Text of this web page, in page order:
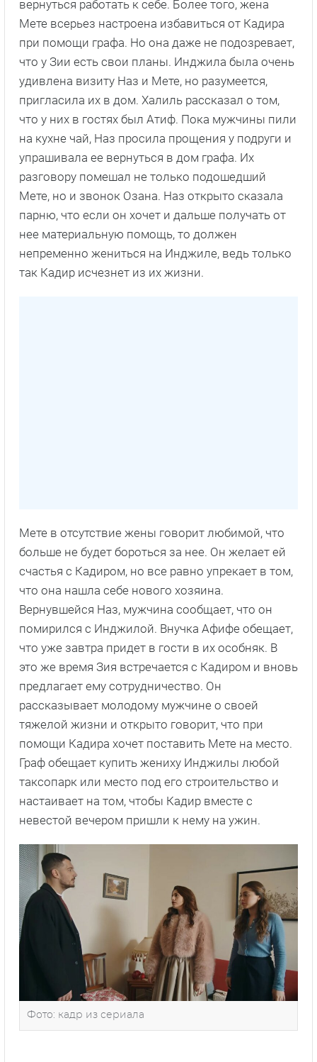
вернуться работать к себе. Более того, жена
Мете всерьез настроена избавиться от Кадира
при помощи графа. Но она даже не подозревает,
что у Зии есть свои планы. Инджила была очень
удивлена визиту Наз и Мете, но разумеется,
пригласила их в дом. Халиль рассказал о том,
что у них в гостях был Атиф. Пока мужчины пили
на кухне чай, Наз просила прощения у подруги и
упрашивала ее вернуться в дом графа. Их
разговору помешал не только подошедший
Мете, но и звонок Озана. Наз открыто сказала
парню, что если он хочет и дальше получать от
нее материальную помощь, то должен
непременно жениться на Инджиле, ведь только
так Кадир исчезнет из их жизни.
Мете в отсутствие жены говорит любимой, что
больше не будет бороться за нее. Он желает ей
счастья с Кадиром, но все равно упрекает в том,
что она нашла себе нового хозяина.
Вернувшейся Наз, мужчина сообщает, что он
помирился с Инджилой. Внучка Афифе обещает,
что уже завтра придет в гости в их особняк. В
это же время Зия встречается с Кадиром и вновь
предлагает ему сотрудничество. Он
рассказывает молодому мужчине о своей
тяжелой жизни и открыто говорит, что при
помощи Кадира хочет поставить Мете на место.
Граф обещает купить жениху Инджилы любой
таксопарк или место под его строительство и
настаивает на том, чтобы Кадир вместе с
невестой вечером пришли к нему на ужин.
Фото: кадр из сериала